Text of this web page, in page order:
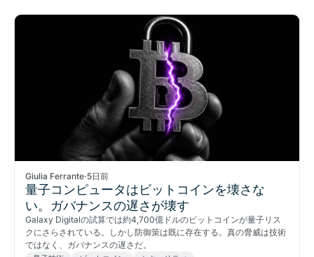
Giulia Ferrante·5日前
量子コンピュータはビットコインを壊さな
い。ガバナンスの遅さが壊す
Galaxy Digitalの試算では約4,700億ドルのビットコインが量子リス
クにさらされている。しかし防御策は既に存在する。真の脅威は技術
ではなく、ガバナンスの遅さだ。